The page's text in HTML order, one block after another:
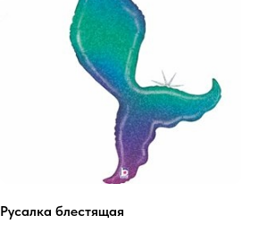
Русалка блестящая